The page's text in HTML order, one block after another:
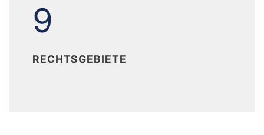
9
RECHTSGEBIETE